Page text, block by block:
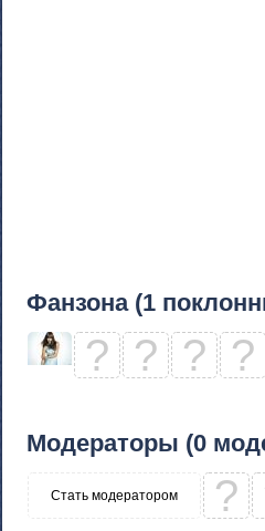
Фанзона (1
? ? ? ?
Модераторы (0
Стать модератором ?